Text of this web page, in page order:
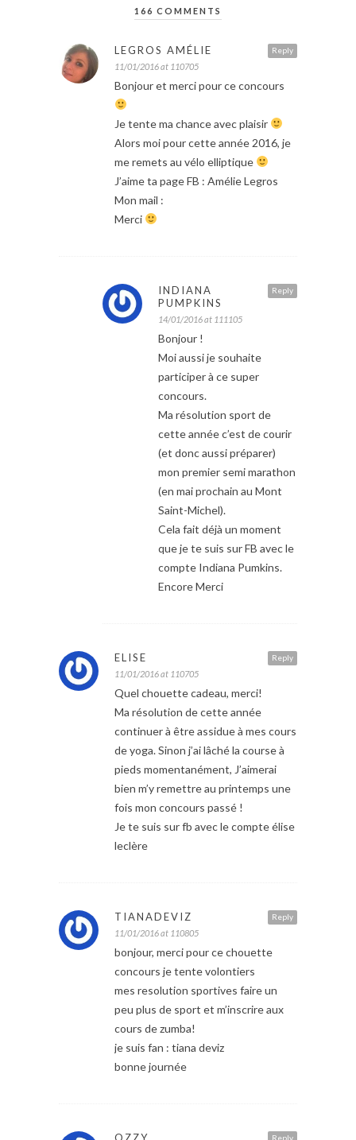
166 COMMENTS
Reply
LEGROS AMÉLIE
11/01/2016 at 110705
Bonjour et merci pour ce concours
Je tente ma chance avec plaisir
Alors moi pour cette année 2016, je
me remets au vélo elliptique
J’aime ta page FB : Amélie Legros
Mon mail :
Merci
Reply
INDIANA
PUMPKINS
14/01/2016 at 111105
Bonjour !
Moi aussi je souhaite
participer à ce super
concours.
Ma résolution sport de
cette année c’est de courir
(et donc aussi préparer)
mon premier semi marathon
(en mai prochain au Mont
Saint-Michel).
Cela fait déjà un moment
que je te suis sur FB avec le
compte Indiana Pumkins.
Encore Merci
Reply
ELISE
11/01/2016 at 110705
Quel chouette cadeau, merci!
Ma résolution de cette année
continuer à être assidue à mes cours
de yoga. Sinon j’ai lâché la course à
pieds momentanément, J’aimerai
bien m’y remettre au printemps une
fois mon concours passé !
Je te suis sur fb avec le compte élise
leclère
Reply
TIANADEVIZ
11/01/2016 at 110805
bonjour, merci pour ce chouette
concours je tente volontiers
mes resolution sportives faire un
peu plus de sport et m’inscrire aux
cours de zumba!
je suis fan : tiana deviz
bonne journée
Reply
OZZY